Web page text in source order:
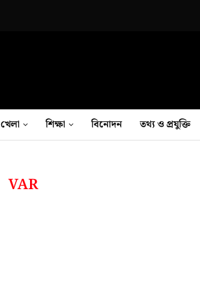
খেলা শিক্ষা বিনোদন তথ‍্য ও প্রযুক্তি
VAR